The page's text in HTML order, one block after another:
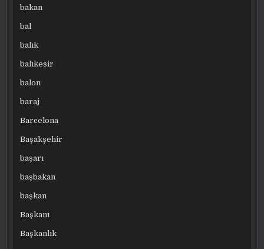
bakan
bal
balık
balıkesir
balon
baraj
Barcelona
Başakşehir
başarı
başbakan
başkan
Başkanı
Başkanlık